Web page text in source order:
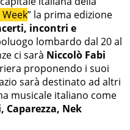
” la prima edizione
incontri e
lombardo dal 20 al
ci sarà Niccolò Fabi
proponendo i suoi
sarà destinato ad altri
musicale italiano come
Caparezza, Nek